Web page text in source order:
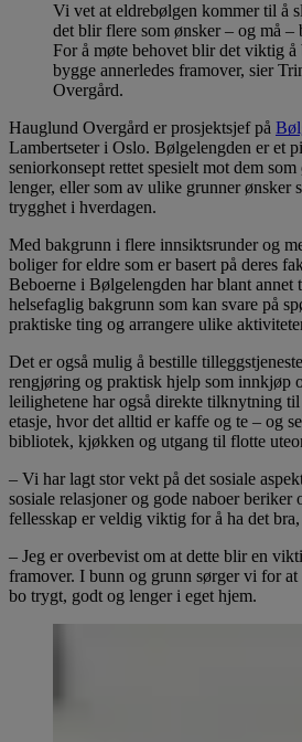
Vi vet at eldrebølgen kommer til å
det blir flere som ønsker – og må –
For å møte behovet blir det viktig å
bygge annerledes framover, sier
Overgård.
Hauglund Overgård er prosjektsjef på
Lambertseter i Oslo. Bølgelengden er et
seniorkonsept rettet spesielt mot dem
lenger, eller som av ulike grunner ønsker
trygghet i hverdagen.
Med bakgrunn i flere innsiktsrunder og
boliger for eldre som er basert på deres
Beboerne i Bølgelengden har blant annet
helsefaglig bakgrunn som kan svare på
praktiske ting og arrangere ulike
Det er også mulig å bestille
rengjøring og praktisk hjelp som innkjøp
leilighetene har også direkte tilknytning
etasje, hvor det alltid er kaffe og te – og
bibliotek, kjøkken og utgang til flotte
– Vi har lagt stor vekt på det sosiale
sosiale relasjoner og gode naboer
fellesskap er veldig viktig for å ha det
– Jeg er overbevist om at dette blir en
framover. I bunn og grunn sørger vi for at
bo trygt, godt og lenger i eget hjem.